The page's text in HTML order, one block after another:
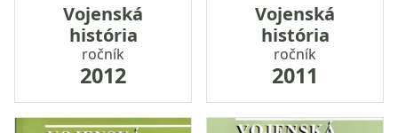
Vojenská
história
ročník
2012
Vojenská
história
ročník
2011